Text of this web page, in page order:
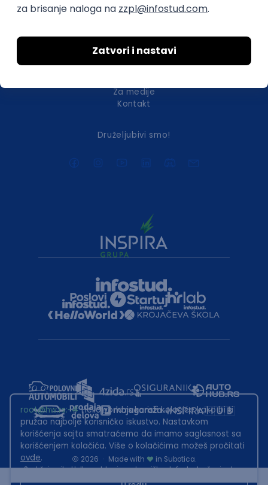
Za poslodavce
Uslovi korišćenja
Politika privatnosti
Za medije
Kontakt
Druželjubivi smo!
2026 · Made with
in Subotica.
Sadržaj sajta Helloworld.rs je u vlasništvu Infostud rešenja d.o.o.
root@hw.rs:~#Helloworld.rs koristi kolačiće kako bi ti
pružao najbolje korisničko iskustvo. Nastavkom
korišćenja sajta smatraćemo da imamo saglasnost sa
korišćenjem kolačića. Više o kolačićima možeš pročitati
ovde.